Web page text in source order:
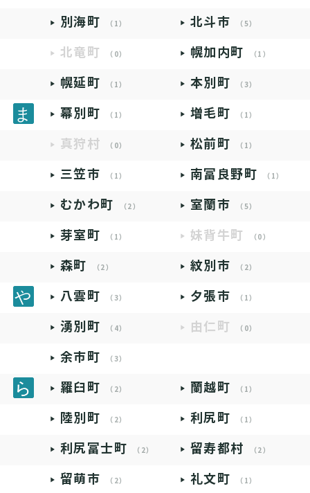
別海町 （1） 北斗市 （5）
北竜町 （0） 幌加内町 （1）
幌延町 （1） 本別町 （3）
幕別町 （1） 増毛町 （1）
真狩村 （0） 松前町 （1）
三笠市 （1） 南富良野町 （1）
むかわ町 （2） 室蘭市 （5）
芽室町 （1） 妹背牛町 （0）
森町 （2） 紋別市 （2）
八雲町 （3） 夕張市 （1）
湧別町 （4） 由仁町 （0）
余市町 （3）
羅臼町 （2） 蘭越町 （1）
陸別町 （2） 利尻町 （1）
利尻富士町 （2） 留寿都村 （2）
留萌市 （2） 礼文町 （1）